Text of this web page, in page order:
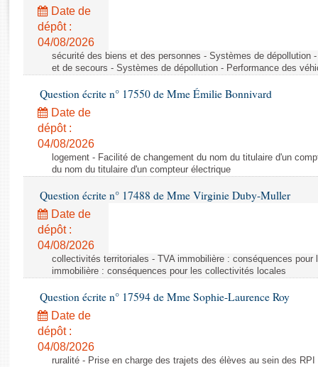
Rapports législatifs
Rapports sur l'application des lois
Baromètre de l’application des lois
Dossiers législatifs
Budget et sécurité sociale
Questions écrites et orales
Comptes rendus des débats
Date de
dépôt :
04/08/2026
sécurité des biens et des personnes - Systèmes de dépollution
et de secours - Systèmes de dépollution - Performance des
Question écrite n° 17550 de Mme Émilie Bonnivard
Date de
dépôt :
04/08/2026
logement - Facilité de changement du nom du titulaire d'un
du nom du titulaire d'un compteur électrique
Question écrite n° 17488 de Mme Virginie Duby-Muller
Date de
dépôt :
04/08/2026
collectivités territoriales - TVA immobilière : conséquences
immobilière : conséquences pour les collectivités locales
Question écrite n° 17594 de Mme Sophie-Laurence Roy
Date de
dépôt :
04/08/2026
ruralité - Prise en charge des trajets des élèves au sein des